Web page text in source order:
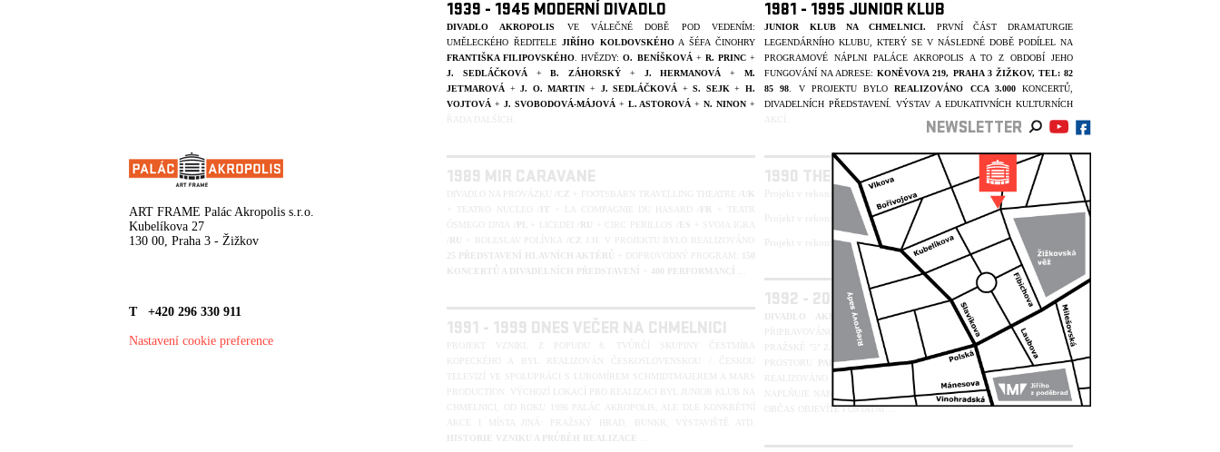
1939 - 1945 MODERNÍ DIVADLO
DIVADLO AKROPOLIS
VE VÁLEČNÉ DOBĚ POD VEDENÍM:
UMĚLECKÉHO ŘEDITELE JIŘÍHO KOLDOVSKÉHOA ŠÉFA ČINOHRY
FRANTIŠKA FILIPOVSKÉHO . HVĚZDY:O. BENÍŠKOVÁ+ R. PRINC+
J. SEDLÁČKOVÁ+B. ZÁHORSKÝ + J. HERMANOVÁ +M.
JETMAROVÁ +J. O. MARTIN + J. SEDLÁČKOVÁ +S. SEJK +H.
VOJTOVÁ + J. SVOBODOVÁ-MÁJOVÁ+ L. ASTOROVÁ +N. NINON +
ŘADA DALŠÍCH.
1981 - 1995 JUNIOR KLUB
JUNIOR KLUB NA CHMELNICI. PRVNÍ ČÁST DRAMATURGIE
LEGENDÁRNÍHO KLUBU, KTERÝ SE V NÁSLEDNÉ DOBĚ PODÍLEL NA
PROGRAMOVÉ NÁPLNI PALÁCE AKROPOLIS A TO Z OBDOBÍ JEHO
FUNGOVÁNÍ NA ADRESE:KONĚVOVA 219, PRAHA 3 ŽIŽKOV, TEL: 82
85 98 . V PROJEKTU BYLOREALIZOVÁNO CCA 3.000KONCERTŮ,
DIVADELNÍCH PŘEDSTAVENÍ, VÝSTAV A EDUKATIVNÍCH KULTURNÍCH
AKCÍ.
1989 MIR CARAVANE
DIVADLO NA PROVÁZKU /CZ + FOOTSBARN TRAVELLING THEATRE
/UK
+ TEATRO NUCLEO
/IT + LA COMPAGNIE DU HASARD /FR
+ TEATR
ÓSMEGO DNIA
/PL /RU /ES
+ SVOJA IGRA
/RU
+ BOLESLAV POLÍVKA /CZ
J.H. V PROJEKTU BYLO REALIZOVÁNO
25 PŘEDSTAVENÍ HLAVNÍCH AKTÉRŮ
+ DOPROVODNÝ PROGRAM:
150
KONCERTŮ A DIVADELNÍCH PŘEDSTAVENÍ
400 PERFORMANCÍ
1990 THE ROLLING STONES
Projekt v rekonstrukci do 30.06.2024, děkujeme za pochopení.
Projekt v rekonstrukci do 30.06.2024, děkujeme za pochopení.
Projekt v rekonstrukci do 30.06.2024, děkujeme za pochopení.
1991 - 1999 DNES VEČER NA CHMELNICI
PROJEKT VZNIKL Z POPUDU 8. TVŮRČÍ SKUPINY ČESTMÍRA
KOPECKÉHO A BYL REALIZOVÁN ČESKOSLOVENSKOU / ČESKOU
TELEVIZÍ VE SPOLUPRÁCI S LUBOMÍREM SCHMIDTMAJEREM A MARS
PRODUCTION. VÝCHOZÍ LOKACÍ PRO REALIZACI BYL JUNIOR KLUB NA
CHMELNICI, OD ROKU 1996 PALÁC AKROPOLIS, ALE DLE KONKRÉTNÍ
AKCE I MÍSTA JINÁ: PRAŽSKÝ HRAD, BUNKR, VÝSTAVIŠTĚ ATD.
HISTORIE VZNIKU A PRŮBĚH REALIZACE
1992 - 2000 DIVADLA+NADACE PRAŽSKÉ 5
DIVADLO AKROPOLIS BYLO REKONSTRUKCÍ OD ROKU 1991
PŘIPRAVOVÁNO PRO DIVADLA PRAŽSKÉ "5". INAGURAČNÍ FESTIVAL
PRAŽSKÉ "5" ZAHÁJIL PRAVIDELNÝ DIVADELNÍ PROVOZ POD NÁZVEM
PROSTORU
PALÁC AKROPOLISV ÚNORU 1996. V PROJEKTU BYLO
REALIZOVÁNO
152 PŘEDSTAVENÍ . DIVADLO SKLEP
ÚSPĚŠNĚ
NAPLŇUJE NABÍDKU SVÉ STÁLÉ SCÉNY V KDDOBEŠKA, KDE MOŽNÁ
OBČAS OBJEVÍTE I OSTATNÍ ...
NEWSLETTER
ART FRAME Palác Akropolis s.r.o.
Kubelíkova 27
130 00, Praha 3 - Žižkov
T +420 296 330 911
Nastavení cookie preference